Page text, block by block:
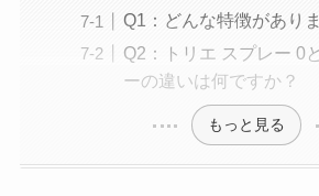
Q1：どんな特徴があり
Q2：トリエ スプレー 0
ーの違いは何ですか？
もっと見る